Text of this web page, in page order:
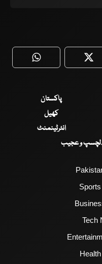
WhatsApp
پاکستان
کھیل
انٹرٹینمنٹ
و عجیب
Tech